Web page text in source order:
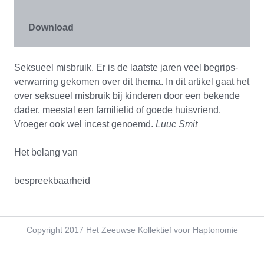
Download
Seksueel misbruik. Er is de laatste jaren veel begrips­
verwarring gekomen over dit thema. In dit artikel gaat het
over seksueel misbruik bij kinderen door een bekende
dader, meestal een familielid of goede huisvriend.
Vroeger ook wel incest genoemd. Luuc Smit
Het belang van
bespreekbaarheid
Copyright 2017 Het Zeeuwse Kollektief voor Haptonomie